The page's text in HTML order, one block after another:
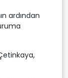
ardından